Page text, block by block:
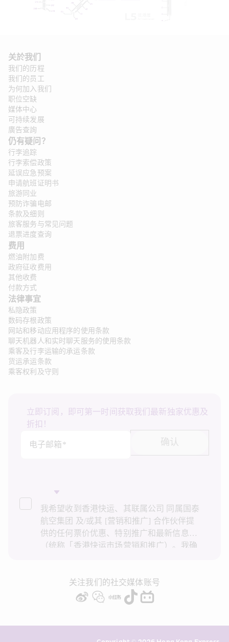
关於我们
我们的历程
我们的员工
为何加入我们
职位空缺
媒体中心
可持续发展
廣告查詢
仍有疑问？
行李追踪
行李索偿政策
延误应急预案
申请航班证明书
旅游同业
预防诈骗电邮
条款及细则
旅客服务与常见问题
退票进度查询
费用
燃油附加费
政府征收费用
其他收费
付款方式
法律事宜
私隐政策
数码存根政策
网站和移动应用程序的使用条款
聊天机器人和实时聊天服务的使用条款
乘客及行李运输的承运条款
货运承运条款
乘客权利及守则
立即订阅，即可第一时间获取我们最新独家优惠及
折扣！
电子邮箱*
确认
我希望收到香港快运、其联属公司 同属国泰
航空集团 及/或其 [营销和推广] 合作伙伴提
供的任何票价优惠、特别推广和最新信息
（统称「香港快运市场营销和推广）。我确
务历史记录进行直接市场营销和推广。我知
悉在未经我的同意下，香港快运不会使用我
的个人资料作直接营销和推广用途。详情请
关注我们的社交媒体账号